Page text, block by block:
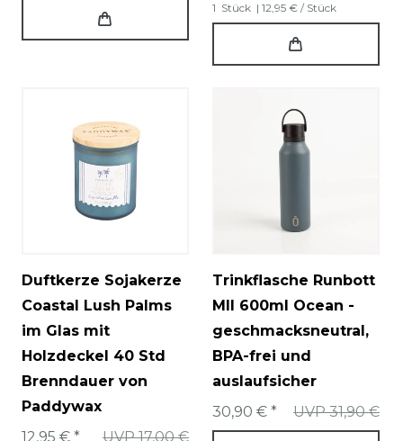
1 Stück | 12,95 € / Stück
Duftkerze Sojakerze
Coastal Lush Palms
im Glas mit
Holzdeckel 40 Std
Brenndauer von
Paddywax
UVP 17,00 €
12,95 € *
Trinkflasche Runbott
MII 600ml Ocean -
geschmacksneutral,
BPA-frei und
auslaufsicher
UVP 31,90 €
30,90 € *